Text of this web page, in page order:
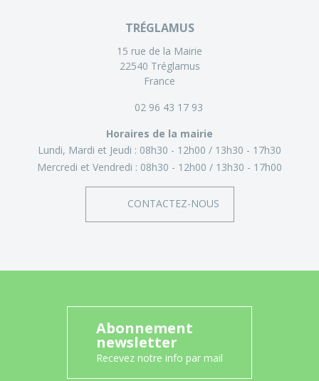
TRÉGLAMUS
15 rue de la Mairie
22540 Tréglamus
France
02 96 43 17 93
Horaires de la mairie
Lundi, Mardi et Jeudi : 08h30 - 12h00
13h30 - 17h30
Mercredi et Vendredi : 08h30 - 12h00 13h30 - 17h00
CONTACTEZ-NOUS
Abonnement
newsletter
Recevez notre info par mail